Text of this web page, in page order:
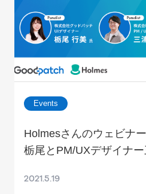
Events
Holmesさんのウェビナ
栃尾とPM/UXデザイナ
2021.5.19